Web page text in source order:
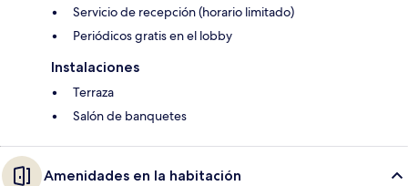
Servicio de recepción (horario limitado)
Periódicos gratis en el lobby
Instalaciones
Terraza
Salón de banquetes
Amenidades en la habitación